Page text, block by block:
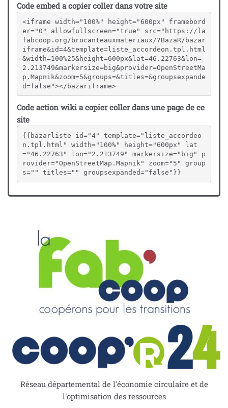
Code embed a copier coller dans votre site
<iframe width="100%" height="600px" framebord
er="0" allowfullscreen="true" src="https://la
fabcoop.org/brocanteauxmateriaux/?BazaR/bazar
iframe&id=4&template=liste_accordeon.tpl.html
&width=100%25&height=600px&lat=46.22763&lon=
2.213749&markersize=big&provider=OpenStreetMa
p.Mapnik&zoom=5&groups=&titles=&groupsexpande
d=false"></bazariframe>
Code action wiki a copier coller dans une page de ce
site
{{bazarliste id="4" template="liste_accordeo
n.tpl.html" width="100%" height="600px" lat
="46.22763" lon="2.213749" markersize="big" p
rovider="OpenStreetMap.Mapnik" zoom="5" group
s="" titles="" groupsexpanded="false"}}
Réseau départemental de l'économie circulaire et de
l'optimisation des ressources